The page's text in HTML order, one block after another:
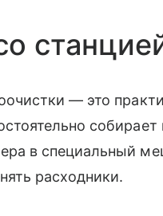
— это
в специальный
расходники.